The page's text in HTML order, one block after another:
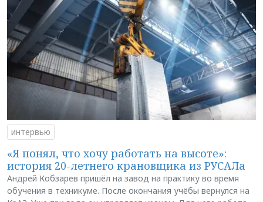
интервью
«Я понял, что хочу работать на высоте»:
история 20-летнего крановщика из РУСАЛа
Андрей Кобзарев пришёл на завод на практику во время
обучения в техникуме. После окончания учёбы вернулся на